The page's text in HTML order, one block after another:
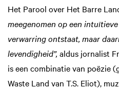
Het Parool over Het Barre
meegenomen op een
verwarring ontstaat, maar
levendigheid”, aldus jornalist
is een combinatie van poëzie
Waste Land van T.S. Eliot),